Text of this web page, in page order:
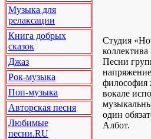
Музыка для
релаксации
Книга добрых
сказок
Джаз
Рок-музыка
Поп-музыка
Авторская песня
Любимые
песни.RU
Студия
Песни
философия
вокале
один
Албот.